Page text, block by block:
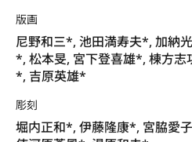
版画
尼野和三*, 池田満寿夫*, 加納
*, 松本旻, 宮下登喜雄*, 棟方
*, 吉原英雄*
彫刻
堀内正和*, 伊藤隆康*, 宮脇愛